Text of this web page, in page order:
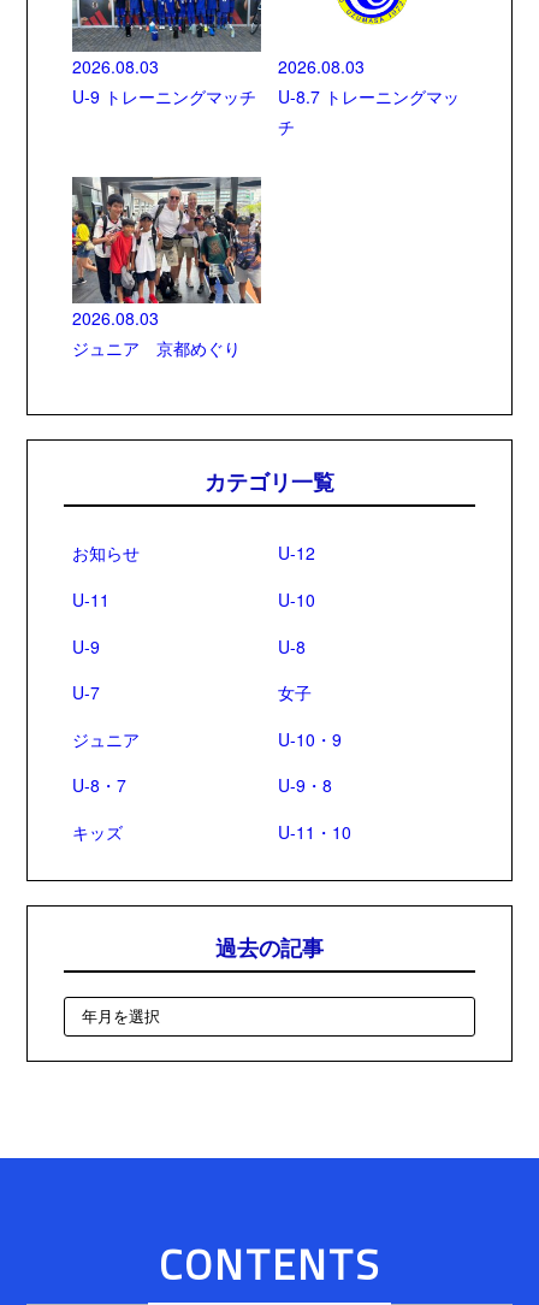
2026.08.03
U-9 トレーニングマッチ
2026.08.03
U-8.7 トレーニングマッ
チ
2026.08.03
ジュニア 京都めぐり
カテゴリ一覧
お知らせ
U-12
U-11
U-10
U-9
U-8
U-7
女子
ジュニア
U-10・9
U-8・7
U-9・8
キッズ
U-11・10
過去の記事
CONTENTS